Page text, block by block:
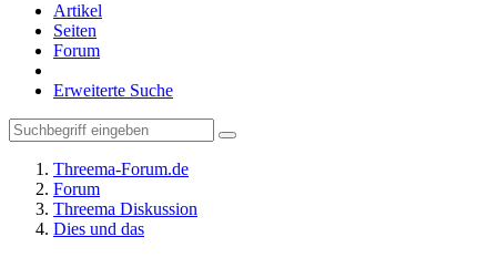
Artikel
Seiten
Forum
Erweiterte Suche
Threema-Forum.de
Forum
Threema Diskussion
Dies und das